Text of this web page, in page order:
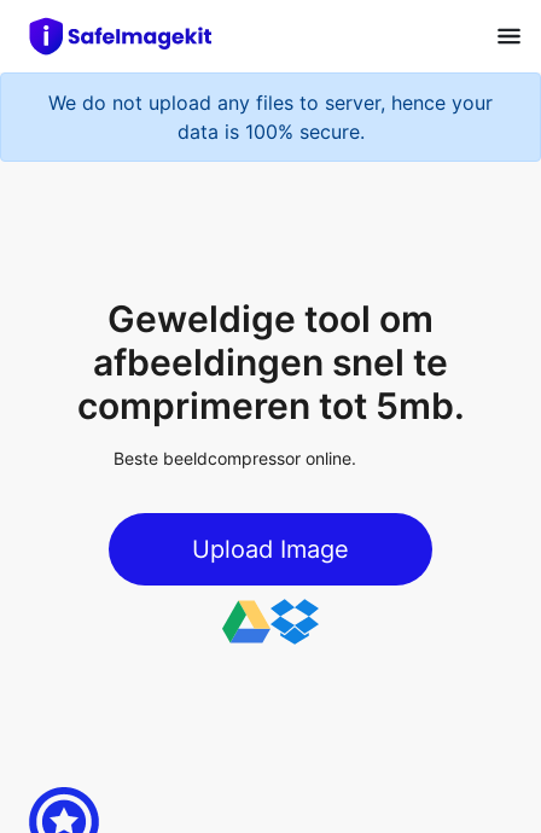
We do not upload any files to server, hence your
data is 100% secure.
comprimeren tot 5mb.
Beste beeldcompressor online.
Upload Image
Hoge kwaliteit